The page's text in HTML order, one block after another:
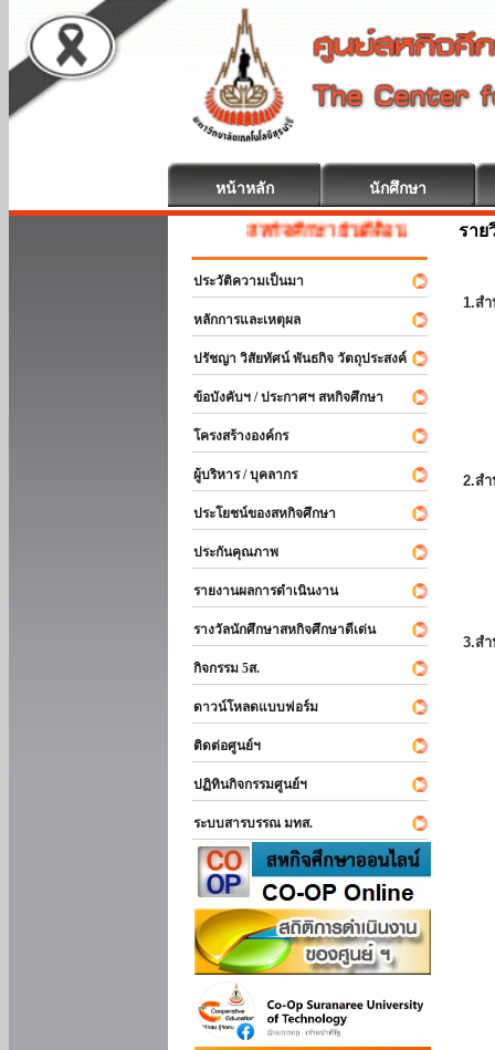
หน้าหลัก นักศึกษา
สหกิจศึกษา ยินดีต้อนรับ
ประวัติความเป็นมา
หลักการและเหตุผล
ปรัชญา วิสัยทัศน์ พันธกิจ วัตถุประสงค์
ข้อบังคับฯ / ประกาศฯ สหกิจศึกษา
โครงสร้างองค์กร
ผู้บริหาร / บุคลากร
ประโยชน์ของสหกิจศึกษา
ประกันคุณภาพ
รายงานผลการดำเนินงาน
รางวัลนักศึกษาสหกิจศึกษาดีเด่น
กิจกรรม 5ส.
ดาวน์โหลดแบบฟอร์ม
ติดต่อศูนย์ฯ
ปฏิทินกิจกรรมศูนย์ฯ
ระบบสารบรรณ มทส.
ราย
1.ส
2.ส
3.ส